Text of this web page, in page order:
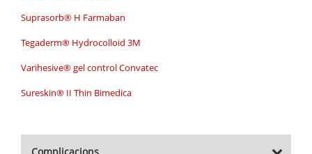
Suprasorb® H Farmaban
Tegaderm® Hydrocolloid 3M
Varihesive® gel control Convatec
Sureskin® II Thin Bimedica